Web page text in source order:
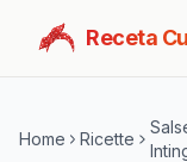
Receta
Home Ricette